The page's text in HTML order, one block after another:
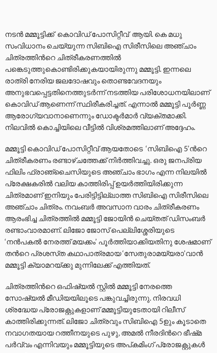
നടന്‍ മമ്മൂട്ടിക്ക് കൊവിഡ് പോസിറ്റീവ് ആയി. കെ മധു
സംവിധാനം ചെയ്യുന്ന സിബിഐ സിരീസിലെ അഞ്ചാം
ചിത്രത്തിന്‍റെ ചിത്രീകരണത്തില്‍
പങ്കെടുത്തുകൊണ്ടിരിക്കുകയായിരുന്നു മമ്മൂട്ടി. ഇന്നലെ
രാത്രി നേരിയ ജലദോഷവും തൊണ്ടവേദനയും
അനുഭവപ്പെട്ടതിനെത്തുടര്‍ന്ന് നടത്തിയ പരിശോധനയിലാണ്
കൊവിഡ് ആണെന്ന് സ്ഥിരീകരിച്ചത്. എന്നാല്‍ മമ്മൂട്ടി പൂര്‍ണ്ണ
ആരോഗ്യവാനാണെന്നും ഡോക്ടര്‍മാര്‍ വ്യക്തമാക്കി.
നിലവില്‍ കൊച്ചിയിലെ വീട്ടില്‍ വിശ്രമത്തിലാണ് അദ്ദേഹം.
മമ്മൂട്ടി കൊവിഡ് പോസിറ്റീവ് ആയതോടെ ‘സിബിഐ 5’ന്‍റെ
ചിത്രീകരണം രണ്ടാഴ്ചത്തേക്ക് നിര്‍ത്തിവച്ചു. ഒരു ജനപ്രിയ
ഫിലിം ഫ്രാഞ്ചൈസിയുടെ അഞ്ചാം ഭാഗം എന്ന നിലയില്‍
പ്രേക്ഷകരില്‍ വലിയ കാത്തിരിപ്പ് ഉയര്‍ത്തിയിരിക്കുന്ന
ചിത്രമാണ് ഇനിയും പേരിട്ടിട്ടില്ലാത്ത സിബിഐ സിരീസിലെ
അഞ്ചാം ചിത്രം. നവംബര്‍ അവസാന വാരം ചിത്രീകരണം
ആരംഭിച്ച ചിത്രത്തില്‍ മമ്മൂട്ടി ജോയിന്‍ ചെയ്‍തത് ഡിസംബര്‍
രണ്ടാംവാരമാണ്. ലിജോ ജോസ് പെല്ലിശ്ശേരിയുടെ
‘നന്‍പകല്‍ നേരത്ത് മയക്കം’ പൂര്‍ത്തിയാക്കിയതിനു ശേഷമാണ്
തന്‍റെ പ്രശസ്‍ത കഥാപാത്രമായ ‘സേതുരാമയ്യരാ’വാന്‍
മമ്മൂട്ടി ക്യാമറയ്ക്കു മുന്നിലേക്ക് എത്തിയത്.
ചിത്രത്തിന്‍റെ ഒഫിഷ്യല്‍ സ്റ്റില്‍ മമ്മൂട്ടി നേരത്തെ
സോഷ്യല്‍ മീഡിയയിലൂടെ പങ്കുവച്ചിരുന്നു. നിരവധി
ശ്രദ്ധേയ പ്രോജക്റ്റുകളാണ് മമ്മൂട്ടിയുടേതായി റിലീസ്
കാത്തിരിക്കുന്നത്. ലിജോ ചിത്രവും സിബിഐ 5ഉും കൂടാതെ
നവാഗതയായ റത്തീനയുടെ പുഴു, അമല്‍ നീരദിന്‍റെ ഭീഷ്‍മ
പര്‍വ്വം എന്നിവയും മമ്മൂട്ടിയുടെ അപ്‍കമിംഗ് പ്രോജക്റ്റുകള്‍